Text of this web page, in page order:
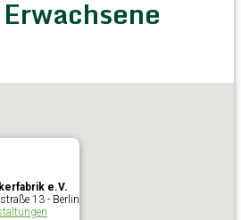
e.V.
13 - Berlin